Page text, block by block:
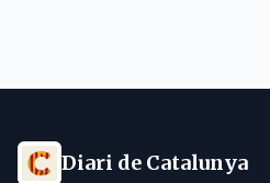
Diari de Catalunya